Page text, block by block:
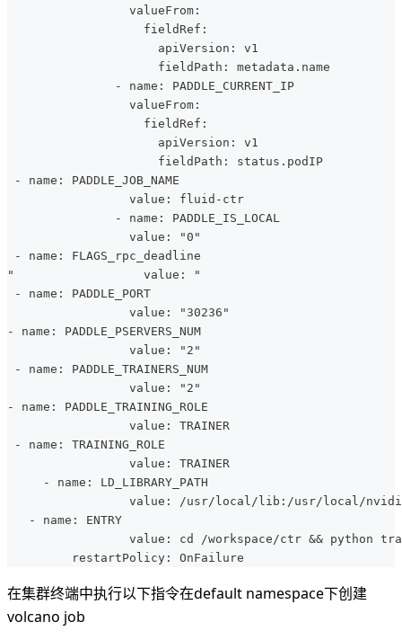
                 valueFrom:
                   fieldRef:
                     apiVersion: v1
                     fieldPath: metadata.name
               - name: PADDLE_CURRENT_IP
                 valueFrom:
                   fieldRef:
                     apiVersion: v1
                     fieldPath: status.podIP
- name: PADDLE_JOB_NAME
                 value: fluid-ctr
               - name: PADDLE_IS_LOCAL
                 value: "0"
- name: FLAGS_rpc_deadline
"                  value: "
- name: PADDLE_PORT
                 value: "30236"
- name: PADDLE_PSERVERS_NUM
                 value: "2"
- name: PADDLE_TRAINERS_NUM
                 value: "2"
- name: PADDLE_TRAINING_ROLE
                 value: TRAINER
- name: TRAINING_ROLE
                 value: TRAINER
     - name: LD_LIBRARY_PATH
value: /usr/local/lib:/usr/local/
   - name: ENTRY
value: cd /workspace/ctr && python
         restartPolicy: OnFailure
在集群终端中执行以下指令在default namespace下创建
volcano job